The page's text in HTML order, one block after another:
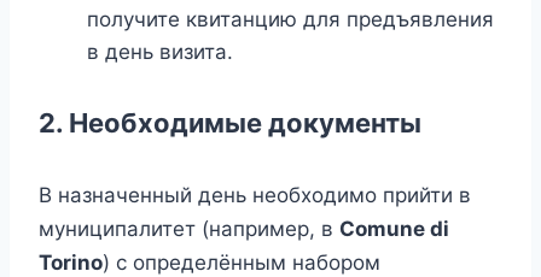
получите квитанцию для предъявления
в день визита.
2. Необходимые документы
В назначенный день необходимо прийти в
муниципалитет (например, в Comune di
Torino) с определённым набором